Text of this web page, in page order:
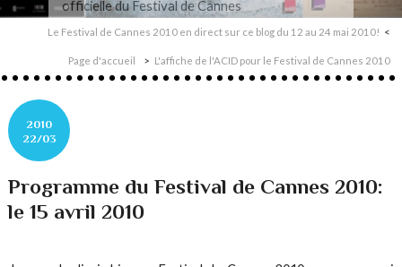
officielle du Festival de Cannes
Le Festival de Cannes 2010 en direct sur ce blog du 12 au 24 mai 2010!
Page d'accueil L'affiche de l'ACID pour le Festival de Cannes 2010
2010
22/03
Programme du Festival de Cannes 2010:
le 15 avril 2010